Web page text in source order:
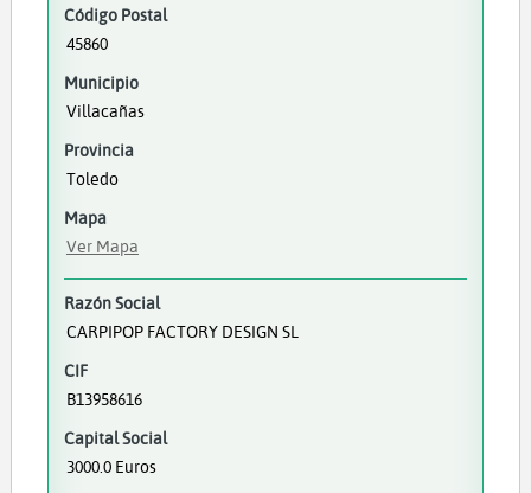
Código Postal
45860
Municipio
Villacañas
Provincia
Toledo
Mapa
Ver Mapa
Razón Social
CARPIPOP FACTORY DESIGN SL
CIF
B13958616
Capital Social
3000.0 Euros